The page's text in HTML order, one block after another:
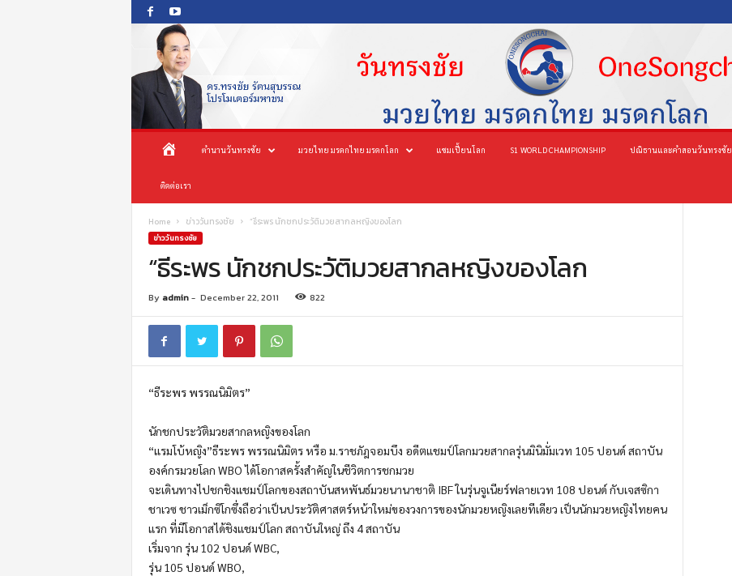
O
o
น้
า
ก
ตำนานวันทรงชัย มวยไทย มรดกไทย มรดกโลก แชมเปี้ยนโลก S1 WORLD CHAMPIONSHIP ปณิธานและคำสอนวันทรงชัย
ติดต่อเรา
Home ข่าววันทรงชัย “ธีระพร นักชกประวัติมวยสากลหญิงของโลก
ข่าววันทรงชัย
“ธีระพร นักชกประวัติมวยสากลหญิงของโลก
By admin- December 22, 2011 822
“ธีระพร พรรณนิมิตร”
นักชกประวัติมวยสากลหญิงของโลก
“แรมโบ้หญิง”ธีระพร พรรณนิมิตร หรือ ม.ราชภัฎจอมบึง อดีตแชมป์โลกมวยสากลรุ่นมินิมั่มเวท 105 ปอนด์ สถาบัน
องค์กรมวยโลก WBO ได้โอกาสครั้งสำคัญในชีวิตการชกมวย
จะเดินทางไปชกชิงแชมป์โลกของสถาบันสหพันธ์มวยนานาชาติ IBF ในรุ่นจูเนียร์ฟลายเวท 108 ปอนด์ กับเจสซิกา
ชาเวซ ชาวเม็กซิโกซึ่งถือว่าเป็นประวัติศาสตร์หน้าใหม่ของวงการของนักมวยหญิงเลยทีเดียว เป็นนักมวยหญิงไทยคน
แรก ที่มีโอกาสได้ชิงแชมป์โลก สถาบันใหญ่ ถึง 4 สถาบัน
เริ่มจาก รุ่น 102 ปอนด์ WBC,
รุ่น 105 ปอนด์ WBO,